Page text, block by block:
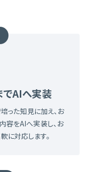
AIへ実装
った知見に加え、お
容をAIへ実装し、お
に対応します。